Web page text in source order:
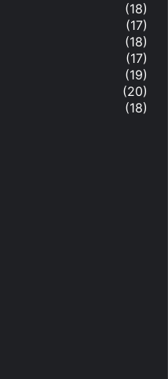
(18)
(17)
(18)
(17)
(19)
(20)
(18)